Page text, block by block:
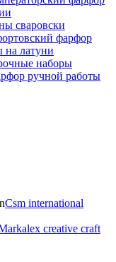
сваровски
фарфор
латуни
наборы
ручной работы
Csm international
creative craft